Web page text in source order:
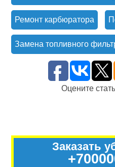
Ремонт карбюратора
Замена топливного
Оцените
Заказать